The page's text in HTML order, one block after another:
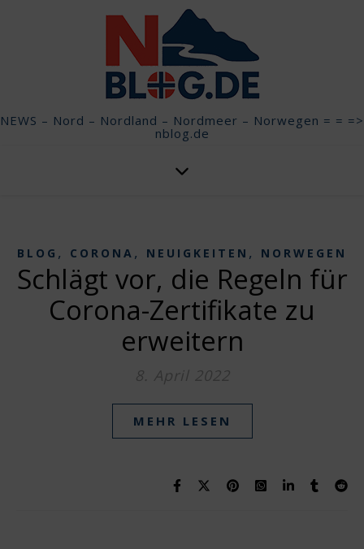
NEWS – Nord – Nordland – Nordmeer – Norwegen = = =>
nblog.de
BLOG , CORONA , NEUIGKEITEN , NORWEGEN
Schlägt vor, die Regeln für
Corona-Zertifikate zu
erweitern
8. April 2022
MEHR LESEN